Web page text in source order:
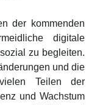
der kommenden
digitale
zu begleiten.
und die
Teilen der
und Wachstum